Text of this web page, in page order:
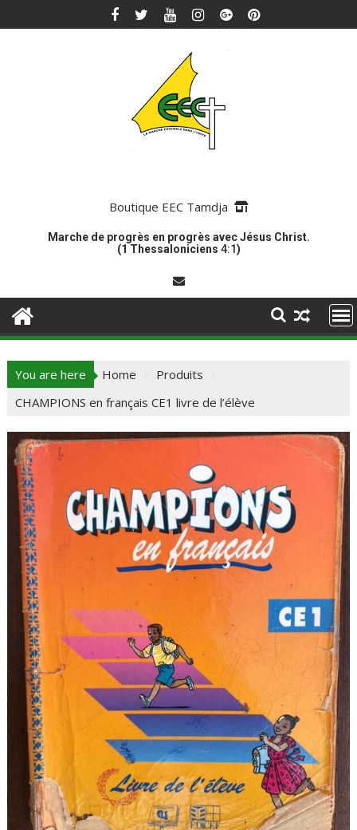
to
Boutique EEC Tamdja
Marche de progrès en progrès avec Jésus Christ.
(1 Thessaloniciens 4:1)
You are here Home
Produits
CHAMPIONS en français CE1 livre de l’élève